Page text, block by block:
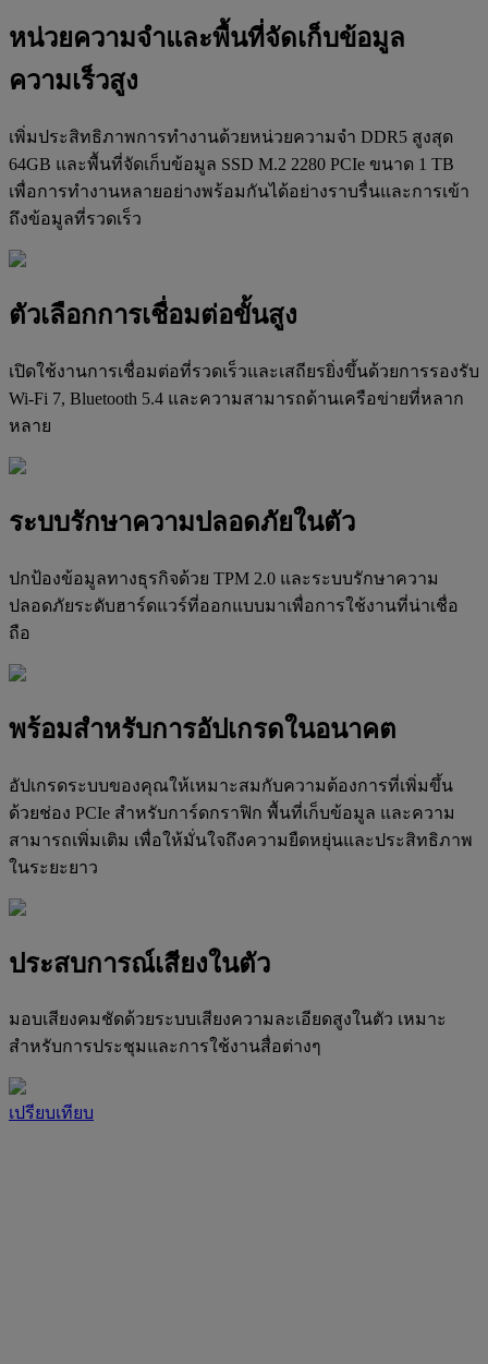
หน่วยความจำและพื้นที่จัดเก็บข้อมูล
ความเร็วสูง
เพิ่มประสิทธิภาพการทำงานด้วยหน่วยความจำ DDR5 สูงสุด
64GB และพื้นที่จัดเก็บข้อมูล SSD M.2 2280 PCIe ขนาด 1 TB
เพื่อการทำงานหลายอย่างพร้อมกันได้อย่างราบรื่นและการเข้า
ถึงข้อมูลที่รวดเร็ว
ตัวเลือกการเชื่อมต่อขั้นสูง
เปิดใช้งานการเชื่อมต่อที่รวดเร็วและเสถียรยิ่งขึ้นด้วยการรองรับ
Wi-Fi 7, Bluetooth 5.4 และความสามารถด้านเครือข่ายที่หลาก
หลาย
ระบบรักษาความปลอดภัยในตัว
ปกป้องข้อมูลทางธุรกิจด้วย TPM 2.0 และระบบรักษาความ
ปลอดภัยระดับฮาร์ดแวร์ที่ออกแบบมาเพื่อการใช้งานที่น่าเชื่อ
ถือ
พร้อมสำหรับการอัปเกรดในอนาคต
อัปเกรดระบบของคุณให้เหมาะสมกับความต้องการที่เพิ่มขึ้น
ด้วยช่อง PCIe สำหรับการ์ดกราฟิก พื้นที่เก็บข้อมูล และความ
สามารถเพิ่มเติม เพื่อให้มั่นใจถึงความยืดหยุ่นและประสิทธิภาพ
ในระยะยาว
ประสบการณ์เสียงในตัว
มอบเสียงคมชัดด้วยระบบเสียงความละเอียดสูงในตัว เหมาะ
สำหรับการประชุมและการใช้งานสื่อต่างๆ
เปรียบเทียบ